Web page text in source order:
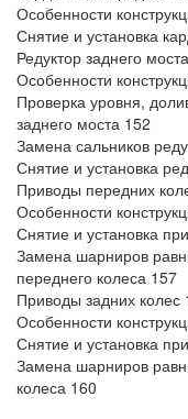
Особенности
Снятие и установка
Редуктор заднего
Особенности
Проверка уровня,
заднего моста 152
Замена сальников
Снятие и установка
Приводы передних
Особенности
Снятие и установка
Замена шарниров
переднего колеса 157
Приводы задних колес
Особенности
Снятие и установка
Замена шарниров
колеса 160